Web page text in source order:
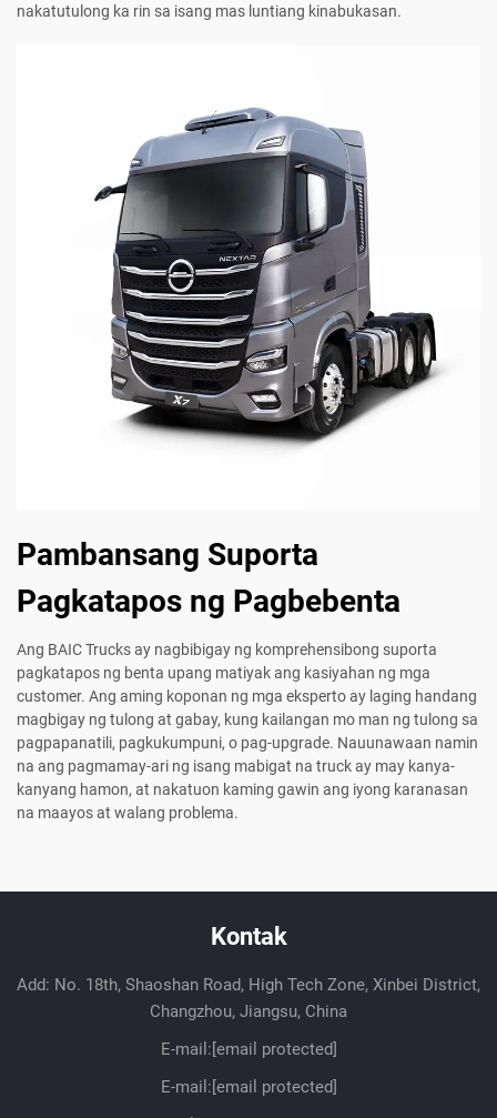
nakatutulong ka rin sa isang mas luntiang kinabukasan.
Pambansang Suporta
Pagkatapos ng Pagbebenta
Ang BAIC Trucks ay nagbibigay ng komprehensibong suporta
pagkatapos ng benta upang matiyak ang kasiyahan ng mga
customer. Ang aming koponan ng mga eksperto ay laging handang
magbigay ng tulong at gabay, kung kailangan mo man ng tulong sa
pagpapanatili, pagkukumpuni, o pag-upgrade. Nauunawaan namin
na ang pagmamay-ari ng isang mabigat na truck ay may kanya-
kanyang hamon, at nakatuon kaming gawin ang iyong karanasan
na maayos at walang problema.
Kontak
Add: No. 18th, Shaoshan Road, High Tech Zone, Xinbei District,
Changzhou, Jiangsu, China
E-mail:[email protected]
E-mail:[email protected]